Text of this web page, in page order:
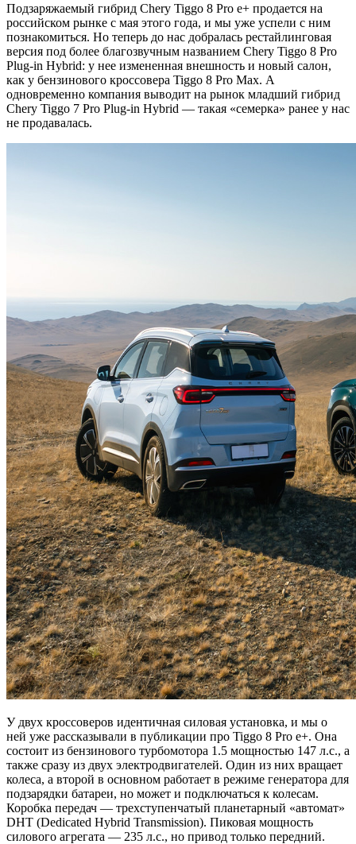
Подзаряжаемый гибрид Chery Tiggo 8 Pro e+ продается на
российском рынке с мая этого года, и мы уже успели с ним
познакомиться. Но теперь до нас добралась рестайлинговая
версия под более благозвучным названием Chery Tiggo 8 Pro
Plug-in Hybrid: у нее измененная внешность и новый салон,
как у бензинового кроссовера Tiggo 8 Pro Max. А
одновременно компания выводит на рынок младший гибрид
Chery Tiggo 7 Pro Plug-in Hybrid — такая «семерка» ранее у нас
не продавалась.
У двух кроссоверов идентичная силовая установка, и мы о
ней уже рассказывали в публикации про Tiggo 8 Pro e+. Она
состоит из бензинового турбомотора 1.5 мощностью 147 л.с., а
также сразу из двух электродвигателей. Один из них вращает
колеса, а второй в основном работает в режиме генератора для
подзарядки батареи, но может и подключаться к колесам.
Коробка передач — трехступенчатый планетарный «автомат»
DHT (Dedicated Hybrid Transmission). Пиковая мощность
силового агрегата — 235 л.с., но привод только передний.